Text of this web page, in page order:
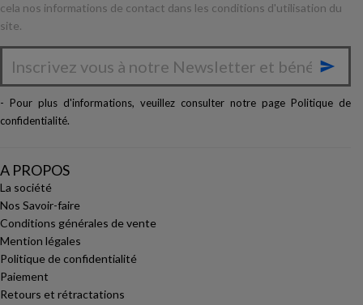
cela nos informations de contact dans les conditions d'utilisation du
site.

- Pour plus d'informations, veuillez consulter notre page Politique de
confidentialité.
A PROPOS
La société
Nos Savoir-faire
Conditions générales de vente
Mention légales
Politique de confidentialité
Paiement
Retours et rétractations